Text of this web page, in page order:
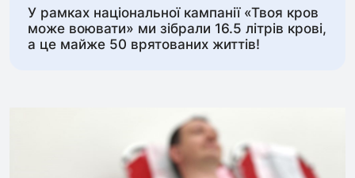
У рамках національної кампанії «Твоя кров
може воювати» ми зібрали 16.5 літрів крові,
а це майже 50 врятованих життів!